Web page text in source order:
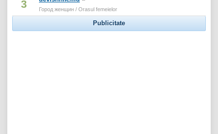
3 Город женщин / Orasul femeielor
Publicitate